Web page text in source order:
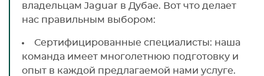
владельцам Jaguar в Дубае. Вот что делает
нас правильным выбором:
Сертифицированные специалисты: наша
команда имеет многолетнюю подготовку и
опыт в каждой предлагаемой нами услуге.